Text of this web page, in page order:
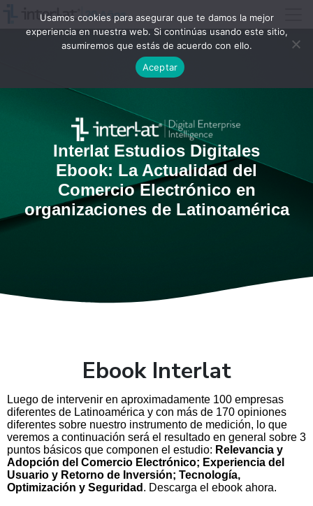
Interlat Estudios Digitales
Ebook: La Actualidad del
Comercio Electrónico en
organizaciones de Latinoamérica
Ebook Interlat
Usamos cookies para asegurar que te damos la mejor
experiencia en nuestra web. Si continúas usando este sitio,
asumiremos que estás de acuerdo con ello.
Aceptar